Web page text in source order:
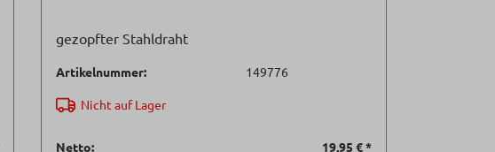
gezopfter Stahldraht
Artikelnummer: 149776
Nicht auf Lager
Netto: 19,95 €*